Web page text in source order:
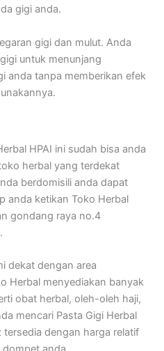
gigi anda.
gigi dan mulut. Anda
untuk menunjang
anda tanpa memberikan efek
HPAI ini sudah bisa anda
herbal yang terdekat
berdomisili anda dapat
anda ketikan Toko Herbal
gondang raya no.4
dekat dengan area
Herbal menyediakan banyak
obat herbal, oleh-oleh haji,
mencari Pasta Gigi Herbal
tersedia dengan harga relatif